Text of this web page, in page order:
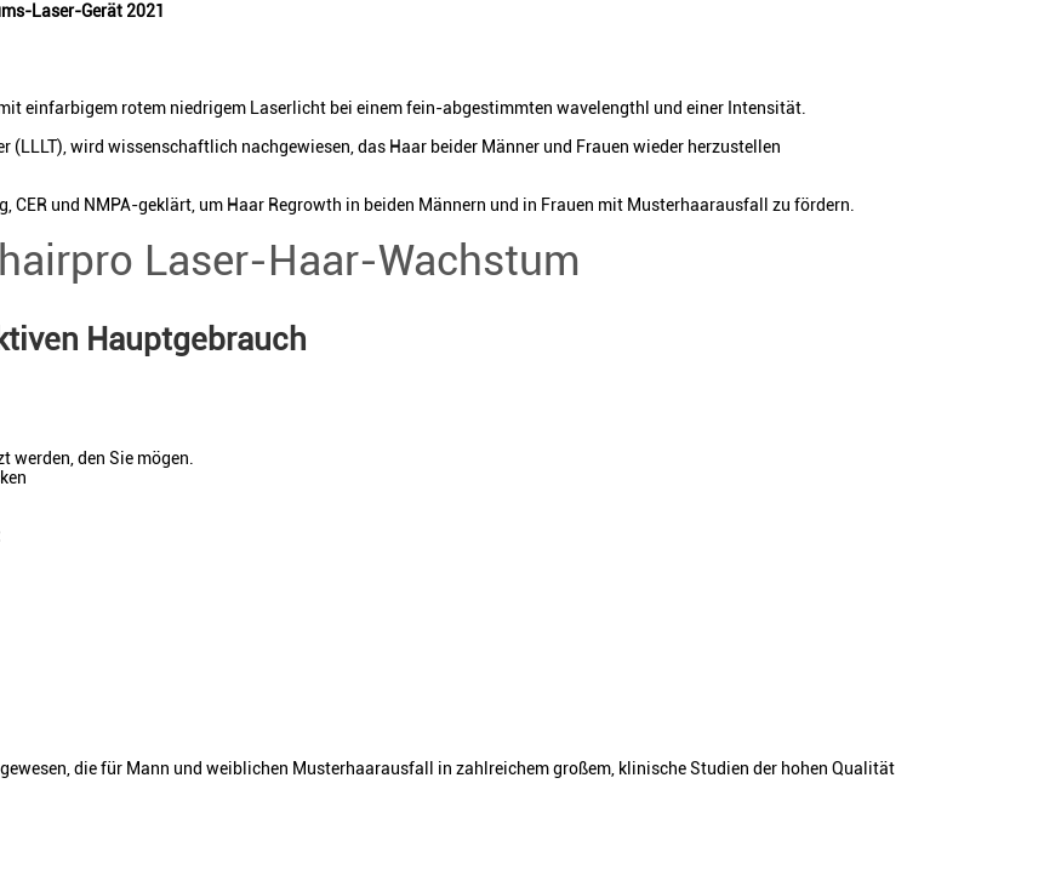
Laser-Gerät 2021
einfarbigem rotem niedrigem Laserlicht bei einem fein-abgestimmten wavelengthl und einer Intensität.
(LLLT), wird wissenschaftlich nachgewiesen, das Haar beider Männer und Frauen wieder herzustellen
und NMPA-geklärt, um Haar Regrowth in beiden Männern und in Frauen mit Musterhaarausfall zu fördern.
Laser-Haar-Wachstum
Hauptgebrauch
werden, den Sie mögen.
die für Mann und weiblichen Musterhaarausfall in zahlreichem großem, klinische Studien der hohen Qualität